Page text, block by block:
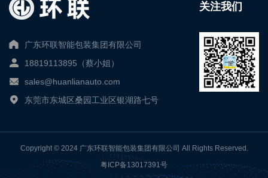
广东环联智能包装集团有限公司
18819113895（蔡小姐）
sales@huanlianauto.com
东莞市东城区桑园工业区银湖路七号
关注我们
Copyright © 2024 广东环联智能包装集团有限公司 All Rights Reserved.
粤ICP备13017391号